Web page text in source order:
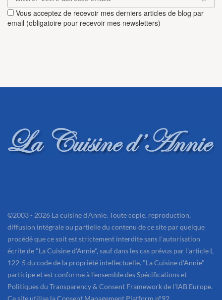
Vous acceptez de recevoir mes derniers articles de blog par
email (obligatoire pour recevoir mes newsletters)
©2003 - 2026 La cuisine d'Annie. Toute copie, reproduction,
diffusion intégrale ou partielle du contenu de ce site par quelque
procédé que ce soit est strictement interdite sans l'autorisation
écrite de "La Cuisine d'Annie", sauf dans les cas prévus par l'article L
122-5 du code de la propriété intellectuelle. "La Cuisine d'Annie"
participe et est conforme à l'ensemble des Spécifications et
Politiques du Transparency & Consent Framework de l'IAB Europe.